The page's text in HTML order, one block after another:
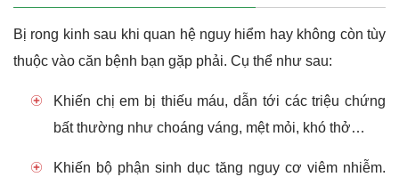
Bị rong kinh sau khi quan hệ nguy hiểm hay không còn tùy
thuộc vào căn bệnh bạn gặp phải. Cụ thể như sau:
Khiến chị em bị thiếu máu, dẫn tới các triệu chứng
bất thường như choáng váng, mệt mỏi, khó thở…
Khiến bộ phận sinh dục tăng nguy cơ viêm nhiễm.